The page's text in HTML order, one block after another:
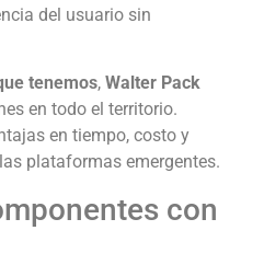
del usuario sin
tenemos, Walter Pack
en todo el territorio.
en tiempo, costo y
plataformas emergentes.
con